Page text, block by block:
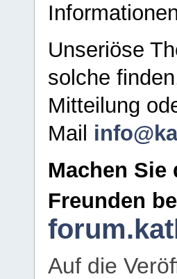
Unseriöse
solche
Mitteilung
Mail
Machen Sie
Freunden
Auf die